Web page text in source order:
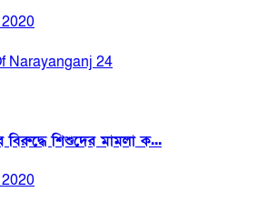
Narayanganj 24
বিরুদ্ধে শিশুদের মামলা ক...